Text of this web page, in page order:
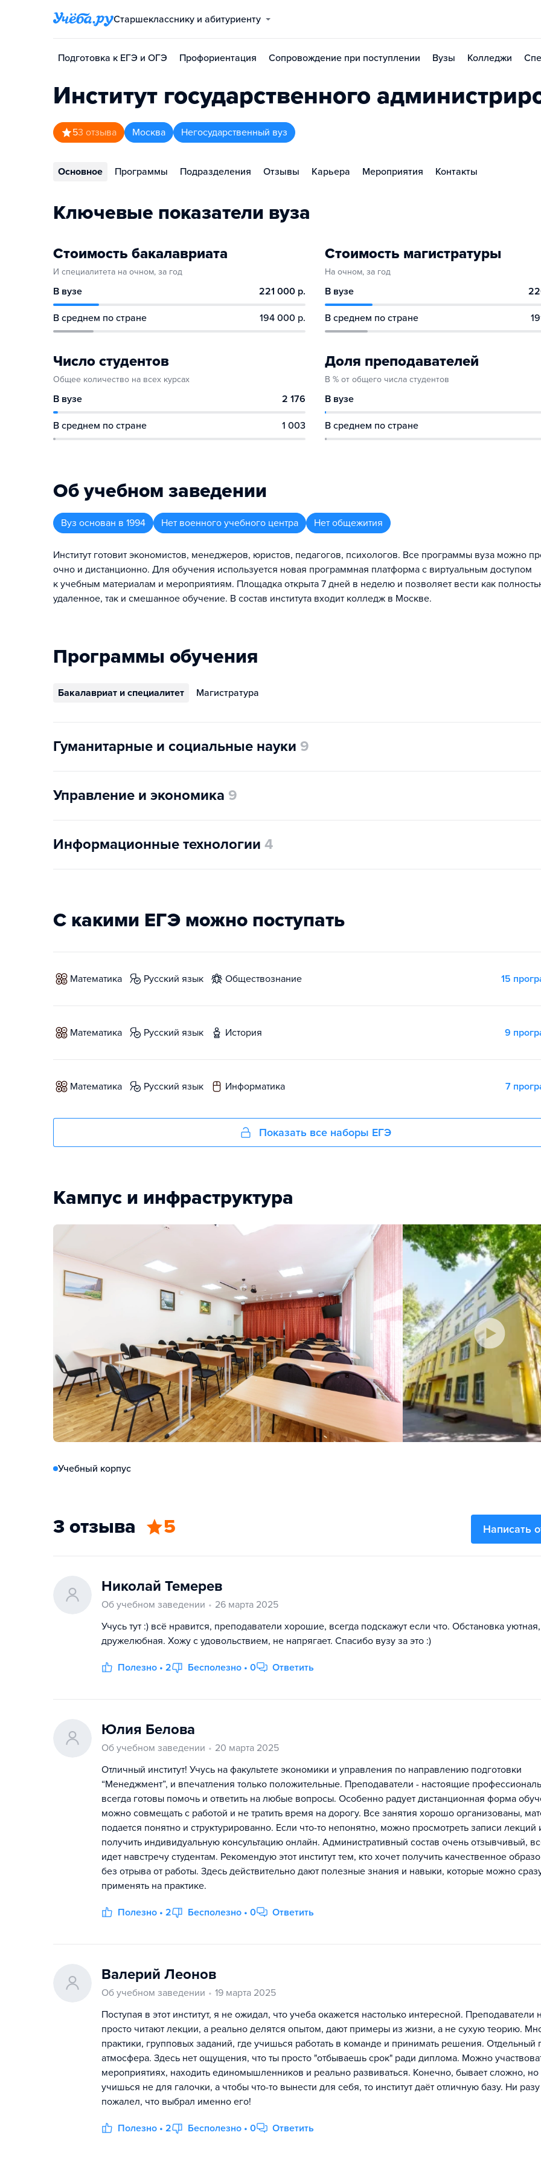
Старшекласснику и абитуриенту
Подготовка к ЕГЭ и ОГЭ Профориентация Сопровождение при поступлении Вузы Колледжи
Институт государственного
53 отзыва Москва Негосударственный вуз
Основное Программы Подразделения Отзывы Карьера Мероприятия Контакты
Ключевые показатели вуза
Стоимость бакалавриата
И специалитета на очном, за год
В вузе 221 000 р.
В среднем по стране 194 000 р.
Стоимость магистратуры
На очном, за год
В вузе
В среднем по стране
Число студентов
Общее количество на всех курсах
В вузе 2 176
В среднем по стране 1 003
Доля преподавателей
В % от общего числа студентов
В вузе
В среднем по стране
Об учебном заведении
Вуз основан в 1994 Нет военного учебного центра Нет общежития
Институт готовит экономистов, менеджеров, юристов, педагогов, психологов. Все программы вуза можно
очно и дистанционно. Для обучения используется новая программная платформа с виртуальным доступом
к учебным материалам и мероприятиям. Площадка открыта 7 дней в неделю и позволяет вести как
удаленное, так и смешанное обучение. В состав института входит колледж в Москве.
Программы обучения
Бакалавриат и специалитет Магистратура
Гуманитарные и социальные науки 9
Управление и экономика 9
Информационные технологии 4
С какими ЕГЭ можно поступать
математика русский язык обществознание 15
математика русский язык история 9
математика русский язык информатика 7
Показать все наборы ЕГЭ
Кампус и инфраструктура
Учебный корпус
3 отзыва 5 Написать
Николай Темерев
Об учебном заведении
26 марта 2025
Учусь тут :) всё нравится, преподаватели хорошие, всегда подскажут если что. Обстановка уютная,
дружелюбная. Хожу с удовольствием, не напрягает. Спасибо вузу за это :)
Полезно • 2 Бесполезно • 0 Ответить
Юлия Белова
Об учебном заведении
20 марта 2025
Отличный институт! Учусь на факультете экономики и управления по направлению подготовки
“Менеджмент”, и впечатления только положительные. Преподаватели - настоящие
всегда готовы помочь и ответить на любые вопросы. Особенно радует дистанционная форма
можно совмещать с работой и не тратить время на дорогу. Все занятия хорошо организованы,
подается понятно и структурированно. Если что-то непонятно, можно просмотреть записи лекций
получить индивидуальную консультацию онлайн. Административный состав очень отзывчивый,
идет навстречу студентам. Рекомендую этот институт тем, кто хочет получить качественное
без отрыва от работы. Здесь действительно дают полезные знания и навыки, которые можно
применять на практике.
Полезно • 2 Бесполезно • 0 Ответить
Валерий Леонов
Об учебном заведении
19 марта 2025
Поступая в этот институт, я не ожидал, что учеба окажется настолько интересной. Преподаватели
просто читают лекции, а реально делятся опытом, дают примеры из жизни, а не сухую теорию.
практики, групповых заданий, где учишься работать в команде и принимать решения.
атмосфера. Здесь нет ощущения, что ты просто "отбываешь срок" ради диплома. Можно
мероприятиях, находить единомышленников и реально развиваться. Конечно, бывает сложно, но
учишься не для галочки, а чтобы что-то вынести для себя, то институт даёт отличную базу. Ни
пожалел, что выбрал именно его!
Полезно • 2 Бесполезно • 0 Ответить